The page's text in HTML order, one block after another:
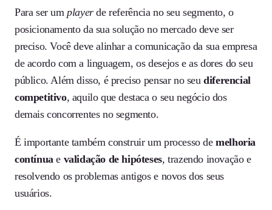
Para ser um playerde referência no seu segmento, o
posicionamento da sua solução no mercado deve ser
preciso. Você deve alinhar a comunicação da sua empresa
de acordo com a linguagem, os desejos e as dores do seu
público. Além disso, é preciso pensar no seudiferencial
competitivo, aquilo que destaca o seu negócio dos
demais concorrentes no segmento.
É importante também construir um processo demelhoria
contínua e validação de hipóteses, trazendo inovação e
resolvendo os problemas antigos e novos dos seus
usuários.